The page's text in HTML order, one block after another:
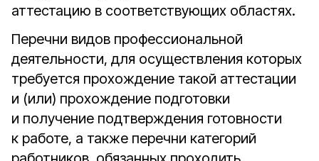
аттестацию в соответствующих областях.
Перечни видов профессио­нальной
деятельности, для осуществления которых
требуется прохождение такой аттестации
и (или) прохождение подготовки
и получение подтверждения готовности
к работе, а также перечни категорий